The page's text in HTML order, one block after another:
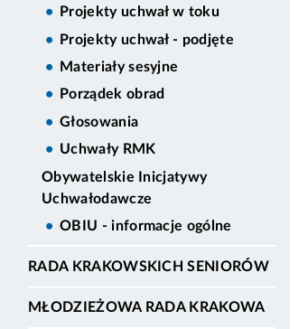
Projekty uchwał w toku
Projekty uchwał - podjęte
Materiały sesyjne
Porządek obrad
Głosowania
Uchwały RMK
Obywatelskie Inicjatywy
Uchwałodawcze
OBIU - informacje ogólne
RADA KRAKOWSKICH SENIORÓW
MŁODZIEŻOWA RADA KRAKOWA